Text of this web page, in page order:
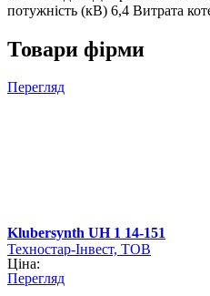
потужність (кВ) 6,4 Витрата
Товари фірми
Перегляд
Klubersynth UH 1 14-151
Техностар-Інвест, ТОВ
Ціна:
Перегляд